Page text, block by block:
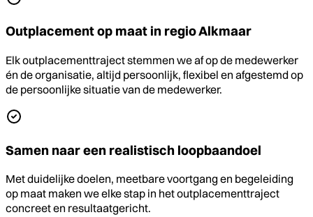
Outplacement op maat in regio Alkmaar
Elk outplacementtraject stemmen we af op de medewerker
én de organisatie, altijd persoonlijk, flexibel en afgestemd op
de persoonlijke situatie van de medewerker.
Samen naar een realistisch loopbaandoel
Met duidelijke doelen, meetbare voortgang en begeleiding
op maat maken we elke stap in het outplacementtraject
concreet en resultaatgericht.